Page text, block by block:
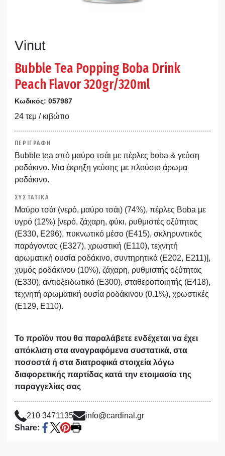
Vinut
Bubble Tea Popping Boba Drink
Peach Flavor 320gr/320ml
Κωδικός: 057987
24 τεμ / κιβώτιο
ΠΕΡΙΓΡΑΦΗ
Bubble tea από μαύρο τσάι με πέρλες boba & γεύση
ροδάκινο. Μια έκρηξη γεύσης με πλούσιο άρωμα
ροδάκινο.
ΣΥΣΤΑΤΙΚΑ
Μαύρο τσάι (νερό, μαύρο τσάι) (74%), πέρλες Boba με
υγρό (12%) [νερό, ζάχαρη, φύκι, ρυθμιστές οξύτητας
(Ε330, Ε296), πυκνωτικό μέσο (Ε415), σκληρυντικός
παράγοντας (Ε327), χρωστική (Ε110), τεχνητή
αρωματική ουσία ροδάκινο, συντηρητικά (Ε202, Ε211)],
χυμός ροδάκινου (10%), ζάχαρη, ρυθμιστής οξύτητας
(E330), αντιοξειδωτικό (Ε300), σταθεροποιητής (Ε418),
τεχνητή αρωματική ουσία ροδάκινου (0.1%), χρωστικές
(Ε129, Ε110).
Το προϊόν που θα παραλάβετε ενδέχεται να έχει
απόκλιση στα αναγραφόμενα συστατικά, στα
ποσοστά ή στα διατροφικά στοιχεία λόγω
διαφορετικής παρτίδας κατά την ετοιμασία της
παραγγελίας σας
210 3471135
info@cardinal.gr
Share: